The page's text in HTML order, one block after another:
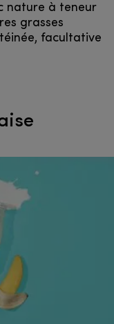
nature à teneur
grasses
facultative